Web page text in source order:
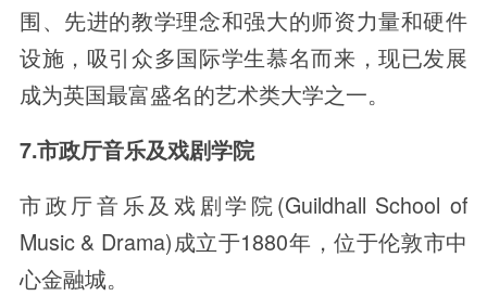
围、先进的教学理念和强大的师资力量和硬件
设施，吸引众多国际学生慕名而来，现已发展
成为英国最富盛名的艺术类大学之一。
7.市政厅音乐及戏剧学院
市政厅音乐及戏剧学院(Guildhall School of
Music & Drama)成立于1880年，位于伦敦市中
心金融城。